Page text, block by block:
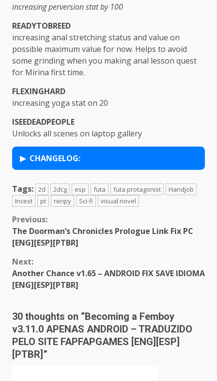
increasing perversion stat by 100
READYTOBREED
increasing anal stretching status and value on
possible maximum value for now. Helps to avoid
some grinding when you making anal lesson quest
for Mirina first time.
FLEXINGHARD
increasing yoga stat on 20
ISEEDEADPEOPLE
Unlocks all scenes on laptop gallery
CHANGELOG:
Tags: 2d 2dcg esp futa futa protagonist
Handjob
Incest
pt renpy Sci-fi visual novel
Continue
Reading
Previous:
The Doorman’s Chronicles Prologue Link Fix PC
[ENG][ESP][PTBR]
Next:
Another Chance v1.65 – ANDROID FIX SAVE IDIOMA
[ENG][ESP][PTBR]
30 thoughts on “Becoming a Femboy
v3.11.0 APENAS ANDROID – TRADUZIDO
PELO SITE FAPFAPGAMES [ENG][ESP]
[PTBR] ”